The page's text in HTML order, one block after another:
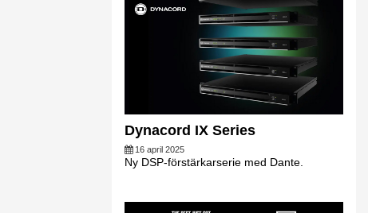
Dynacord IX Series
16 april 2025
Ny DSP-förstärkarserie med Dante.